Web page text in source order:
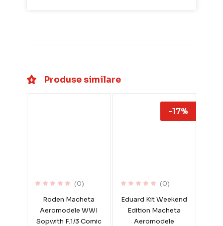
Produse similare
(0)
Roden Macheta
Aeromodele WWI
Sopwith F.1/3 Comic
(0)
Eduard Kit Weekend
Edition Macheta
Aeromodele
-17%